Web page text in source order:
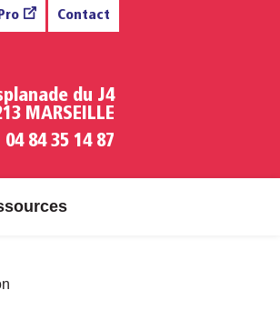
Contact
du J4
MARSEILLE
04 84 35 14 87